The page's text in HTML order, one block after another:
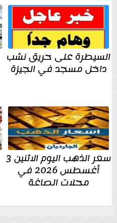
السيطرة على حريق نشب
داخل مسجد في الجيزة
سعر الذهب اليوم الاثنين 3
أغسطس 2026 في
محلات الصاغة